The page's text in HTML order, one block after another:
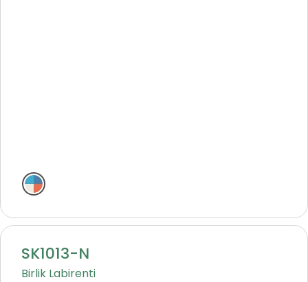
Deniz
SK1013-N
Birlik Labirenti